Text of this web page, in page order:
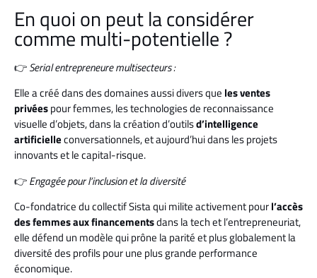
En quoi on peut la considérer
comme multi-potentielle ?
👉Serial entrepreneure multisecteurs :
Elle a créé dans des domaines aussi divers que les ventes
privéespour femmes, les technologies de reconnaissance
visuelle d’objets, dans la création d’outilsd’intelligence
artificielleconversationnels, et aujourd’hui dans les projets
innovants et le capital-risque.
👉Engagée pour l’inclusion et la diversité
Co-fondatrice du collectif Sista qui milite activement pourl’accès
des femmes aux financementsdans la tech et l’entrepreneuriat,
elle défend un modèle qui prône la parité et plus globalement la
diversité des profils pour une plus grande performance
économique.